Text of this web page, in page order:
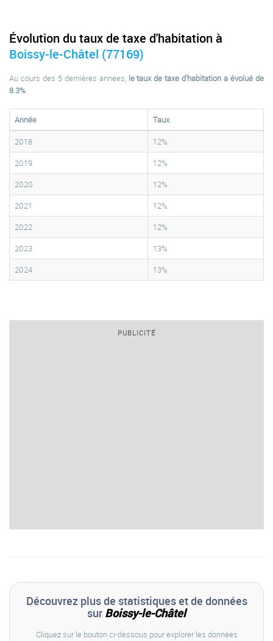
Évolution du taux de taxe d'habitation à
Boissy-le-Châtel (77169)
Au cours des 5 dernières années, le taux de taxe d'habitation a évolué de
8.3%.
Année
Taux
2018
12%
2019
12%
2020
12%
2021
12%
2022
12%
2023
13%
2024
13%
PUBLICITÉ
Découvrez plus de statistiques et de données
sur Boissy-le-Châtel
Cliquez sur le bouton ci-dessous pour explorer les données